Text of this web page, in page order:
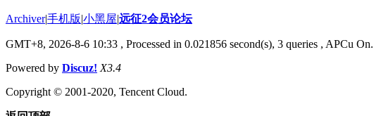
Archiver|手机版|小黑屋|远征2会员论坛
GMT+8, 2026-8-6 10:33 , Processed in 0.021856 second(s), 3 queries , APCu On.
Powered by Discuz! X3.4
Copyright © 2001-2020, Tencent Cloud.